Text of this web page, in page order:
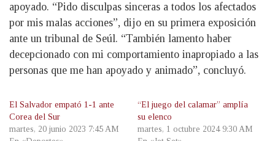
apoyado. “Pido disculpas sinceras a todos los afectados
por mis malas acciones”, dijo en su primera exposición
ante un tribunal de Seúl. “También lamento haber
decepcionado con mi comportamiento inapropiado a las
personas que me han apoyado y animado”, concluyó.
El Salvador empató 1-1 ante
Corea del Sur
martes, 20 junio 2023 7:45 AM
“El juego del calamar” amplía
su elenco
martes, 1 octubre 2024 9:30 AM